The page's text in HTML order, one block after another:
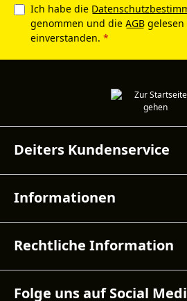
Ich habe die
genommen und die AGB
einverstanden. *
Deiters Kundenservice
Informationen
Rechtliche Information
Folge uns auf Social